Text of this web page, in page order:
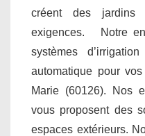
créent des
exigences. Notre
systèmes
automatique pour
Marie (60126). Nos
vous proposent des
espaces extérieurs.